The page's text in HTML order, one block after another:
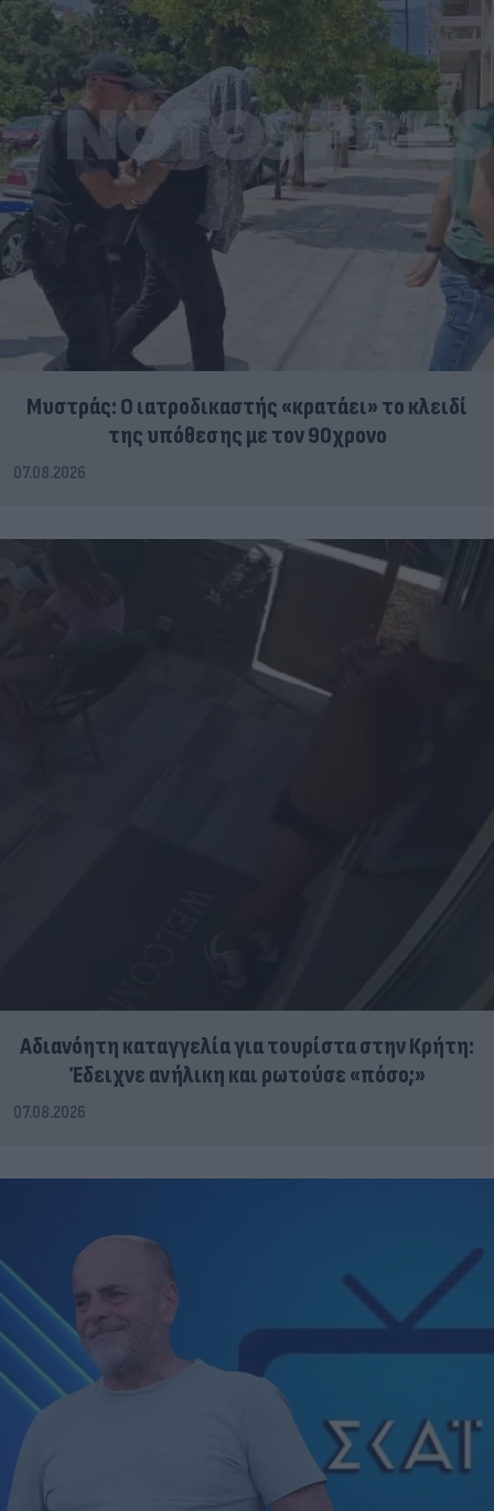
Μυστράς: Ο ιατροδικαστής «κρατάει» το κλειδί
της υπόθεσης με τον 90χρονο
07.08.2026
Αδιανόητη καταγγελία για τουρίστα στην Κρήτη:
Έδειχνε ανήλικη και ρωτούσε «πόσο;»
07.08.2026